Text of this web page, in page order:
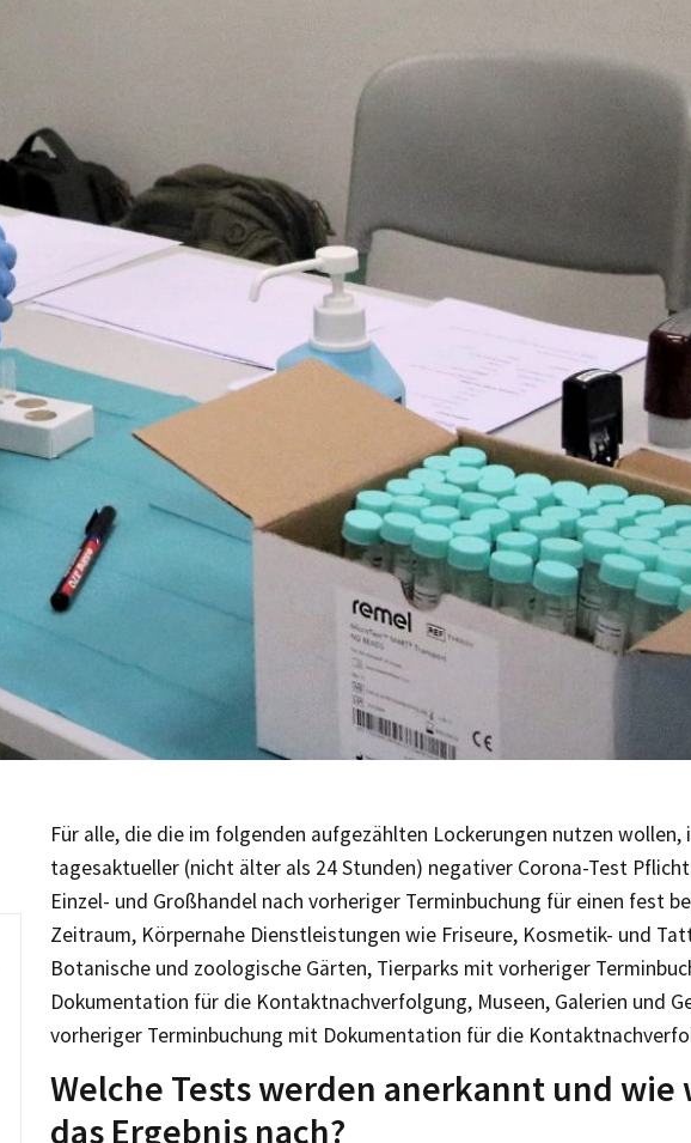
Für alle, die die im folgenden aufgezählten Lockerungen nutzen wollen,
tagesaktueller (nicht älter als 24 Stunden) negativer Corona-Test
Einzel- und Großhandel nach vorheriger Terminbuchung für einen fest
Zeitraum, Körpernahe Dienstleistungen wie Friseure, Kosmetik- und
Botanische und zoologische Gärten, Tierparks mit vorheriger
Dokumentation für die Kontaktnachverfolgung, Museen, Galerien und
vorheriger Terminbuchung mit Dokumentation für die
Welche Tests werden anerkannt und wie
das Ergebnis nach?